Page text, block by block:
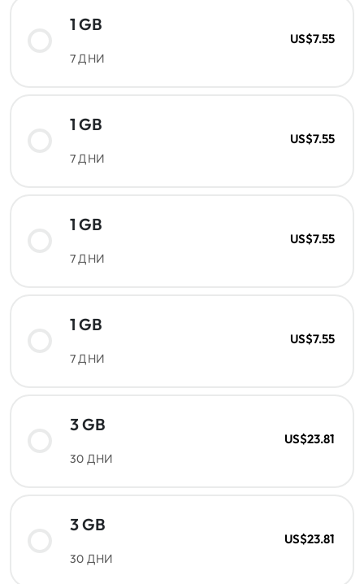
1 GB
7 ДНИ
US$7.55
1 GB
7 ДНИ
US$7.55
1 GB
7 ДНИ
US$7.55
1 GB
7 ДНИ
US$7.55
3 GB
30 ДНИ
US$23.81
3 GB
30 ДНИ
US$23.81